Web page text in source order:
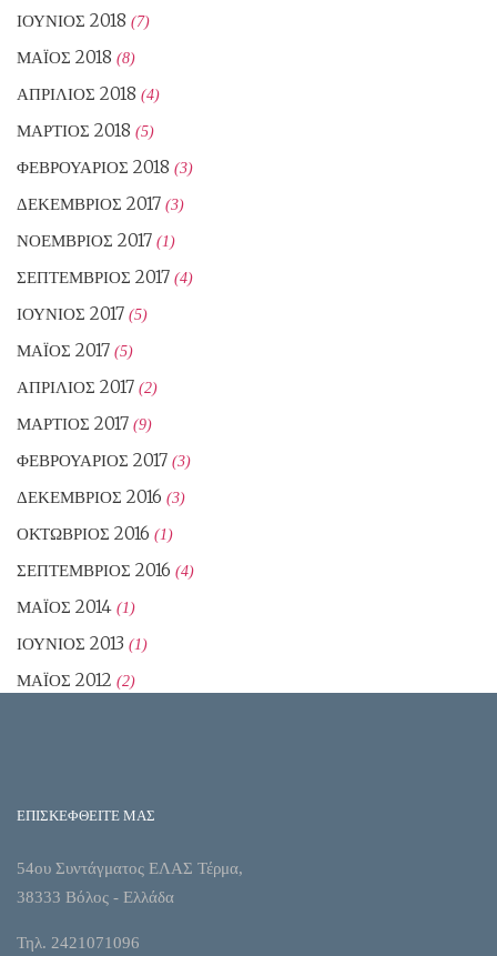
ΙΟΎΝΙΟΣ 2018 (7)
ΜΆΙΟΣ 2018 (8)
ΑΠΡΊΛΙΟΣ 2018 (4)
ΜΆΡΤΙΟΣ 2018 (5)
ΦΕΒΡΟΥΆΡΙΟΣ 2018 (3)
ΔΕΚΈΜΒΡΙΟΣ 2017 (3)
ΝΟΈΜΒΡΙΟΣ 2017 (1)
ΣΕΠΤΈΜΒΡΙΟΣ 2017 (4)
ΙΟΎΝΙΟΣ 2017 (5)
ΜΆΙΟΣ 2017 (5)
ΑΠΡΊΛΙΟΣ 2017 (2)
ΜΆΡΤΙΟΣ 2017 (9)
ΦΕΒΡΟΥΆΡΙΟΣ 2017 (3)
ΔΕΚΈΜΒΡΙΟΣ 2016 (3)
ΟΚΤΏΒΡΙΟΣ 2016 (1)
ΣΕΠΤΈΜΒΡΙΟΣ 2016 (4)
ΜΆΙΟΣ 2014 (1)
ΙΟΎΝΙΟΣ 2013 (1)
ΜΆΙΟΣ 2012 (2)
ΕΠΙΣΚΕΦΘΕΙΤΕ ΜΑΣ
54ου Συντάγματος ΕΛΑΣ Τέρμα,
38333 Βόλος - Ελλάδα
Τηλ. 2421071096